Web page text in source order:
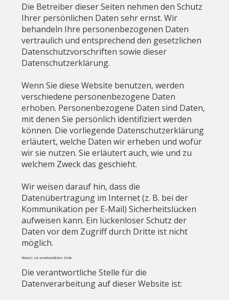
Die Betreiber dieser Seiten nehmen den Schutz
Ihrer persönlichen Daten sehr ernst. Wir
behandeln Ihre personenbezogenen Daten
vertraulich und entsprechend den gesetzlichen
Datenschutzvorschriften sowie dieser
Datenschutzerklärung.
Wenn Sie diese Website benutzen, werden
verschiedene personenbezogene Daten
erhoben. Personenbezogene Daten sind Daten,
mit denen Sie persönlich identifiziert werden
können. Die vorliegende Datenschutzerklärung
erläutert, welche Daten wir erheben und wofür
wir sie nutzen. Sie erläutert auch, wie und zu
welchem Zweck das geschieht.
Wir weisen darauf hin, dass die
Datenübertragung im Internet (z. B. bei der
Kommunikation per E-Mail) Sicherheitslücken
aufweisen kann. Ein lückenloser Schutz der
Daten vor dem Zugriff durch Dritte ist nicht
möglich.
Hinweis zur verantwortlichen Stelle
Die verantwortliche Stelle für die
Datenverarbeitung auf dieser Website ist: